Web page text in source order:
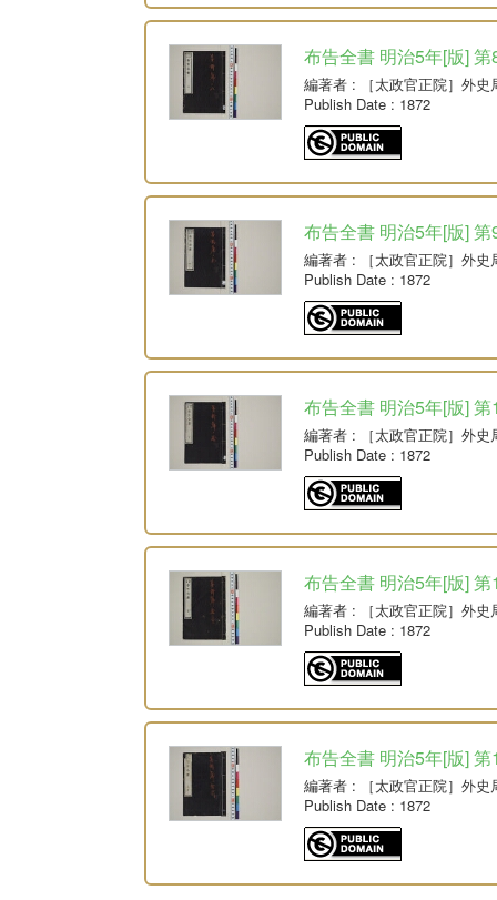
布告全書 明治5年[版] 第
編著者 : ［太政官正院］外史
Publish Date : 1872
布告全書 明治5年[版] 第
編著者 : ［太政官正院］外史
Publish Date : 1872
布告全書 明治5年[版] 第
編著者 : ［太政官正院］外史
Publish Date : 1872
布告全書 明治5年[版]
編著者 : ［太政官正院］外史
Publish Date : 1872
布告全書 明治5年[版]
編著者 : ［太政官正院］外史
Publish Date : 1872